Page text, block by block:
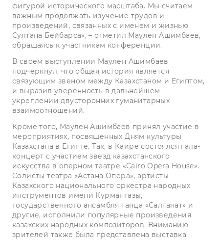
фигурой исторического масштаба. Мы считаем
важным продолжать изучение трудов и
произведений, связанных с именем и жизнью
Султана Бейбарса», – отметил Маулен Ашимбаев,
обращаясь к участникам конференции.
В своем выступлении Маулен Ашимбаев
подчеркнул, что общая история является
связующим звеном между Казахстаном и Египтом,
и выразил уверенность в дальнейшем
укреплении двусторонних гуманитарных
взаимоотношений.
Кроме того, Маулен Ашимбаев принял участие в
мероприятиях, посвященных Дням культуры
Казахстана в Египте. Так, в Каире состоялся гала-
концерт с участием звезд казахстанского
искусства в оперном театре «Cairo Opera House».
Солисты театра «Астана Опера», артисты
Казахского национального оркестра народных
инструментов имени Курмангазы,
государственного ансамбля танца «Салтанат» и
другие, исполнили популярные произведения
казахских народных композиторов. Вниманию
зрителей также была представлена ​​выставка